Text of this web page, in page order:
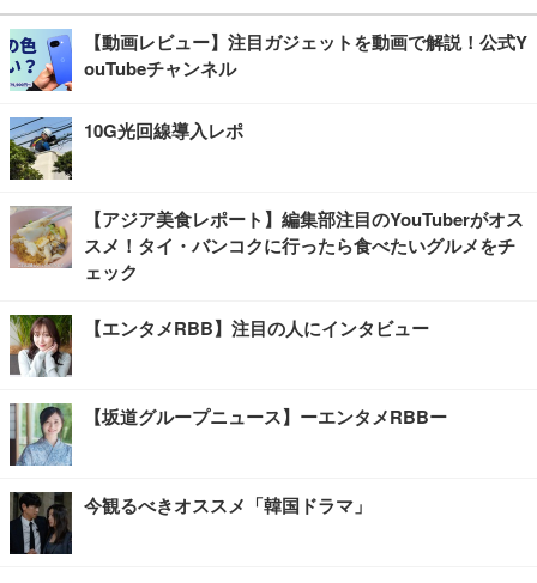
【動画レビュー】注目ガジェットを動画で解説！公式Y
ouTubeチャンネル
10G光回線導入レポ
【アジア美食レポート】編集部注目のYouTuberがオス
スメ！タイ・バンコクに行ったら食べたいグルメをチ
ェック
【エンタメRBB】注目の人にインタビュー
【坂道グループニュース】ーエンタメRBBー
今観るべきオススメ「韓国ドラマ」